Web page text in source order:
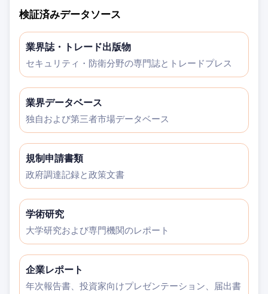
検証済みデータソース
業界誌・トレード出版物
セキュリティ・防衛分野の専門誌とトレードプレス
業界データベース
独自および第三者市場データベース
規制申請書類
政府調達記録と政策文書
学術研究
大学研究および専門機関のレポート
企業レポート
年次報告書、投資家向けプレゼンテーション、届出書